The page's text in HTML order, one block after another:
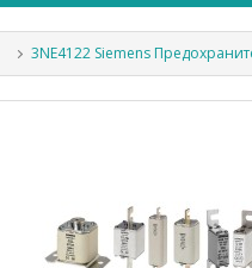
3NE4122 Siemens